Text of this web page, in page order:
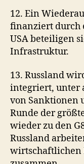
12. Ein
finanziert durch
USA beteiligen
Infrastruktur.
13. Russland
integriert, unter
von Sanktionen
Runde der
wieder zu den
Russland
wirtschaftlichen